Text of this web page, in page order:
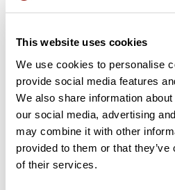
This website uses cookies
We use cookies to personalise
provide social media features
We also share information
our social media, advertising
may combine it with other
provided to them or that
of their services.
Este recorrido aún no contiene
completado? ¡Deja la primera
Añadir una